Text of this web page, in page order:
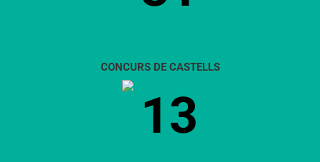
CONCURS DE CASTELLS
13